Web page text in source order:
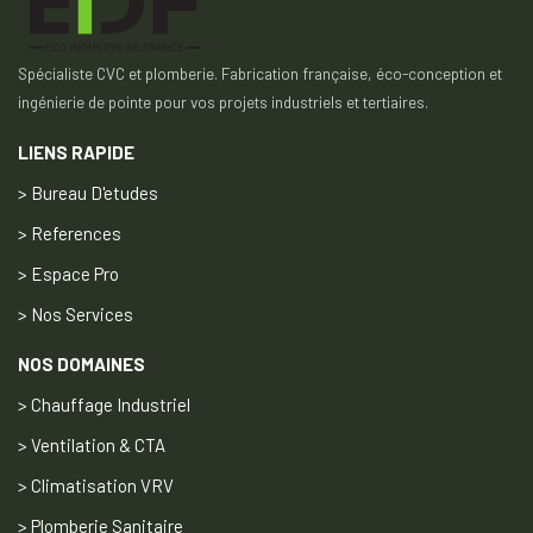
Spécialiste CVC et plomberie. Fabrication française, éco-conception et
ingénierie de pointe pour vos projets industriels et tertiaires.
LIENS RAPIDE
> Bureau D'etudes
> References
> Espace Pro
> Nos Services
NOS DOMAINES
> Chauffage Industriel
> Ventilation & CTA
> Climatisation VRV
> Plomberie Sanitaire